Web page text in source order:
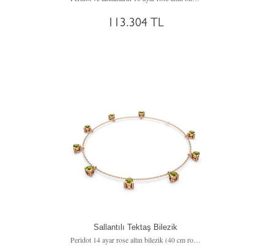
113.304 TL
Sallantılı Tektaş Bilezik
Peridot 14 ayar rose altın bilezik (40 cm rose altın rolo zincir)